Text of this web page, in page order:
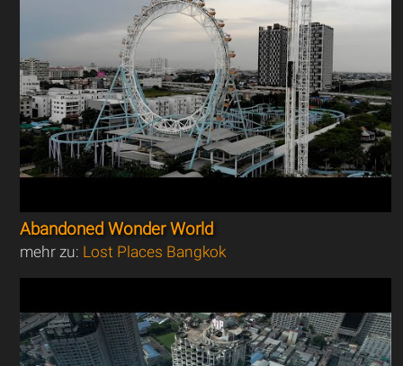
Abandoned Wonder World
mehr zu: Lost Places Bangkok